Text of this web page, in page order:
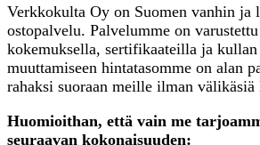
Verkkokulta Oy on Suomen vanhin ja
ostopalvelu. Palvelumme on
kokemuksella, sertifikaateilla ja kullan
muuttamiseen hintatasomme on alan
rahaksi suoraan meille ilman välikäsiä
Huomioithan, että vain me
seuraavan kokonaisuuden: